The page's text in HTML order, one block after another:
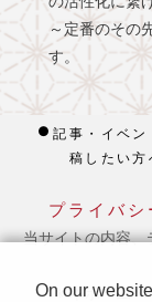
～定番のその
す。
記事・イベン
稿したい方
プライバシ
当サイトの内容、
※ 本ホームペ
On our